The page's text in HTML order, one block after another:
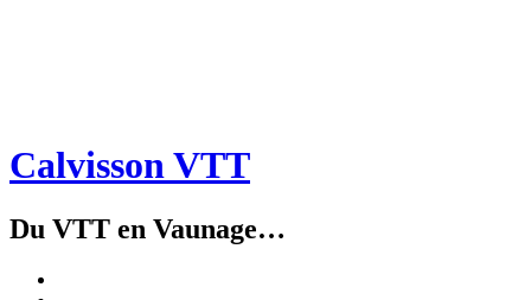
Calvisson VTT
Du VTT en Vaunage…